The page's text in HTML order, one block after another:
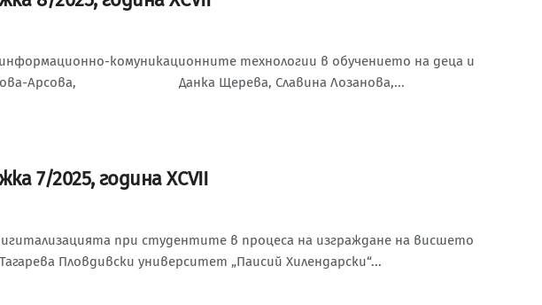
2025 Г.
комуникационните технологии в обучението на деца и
Арсова, Данка Щерева, Славина Лозанова,...
2025 Г.7/2025, година XCVII
при студентите в процеса на изграждане на висшето
Пловдивски университет „Паисий Хилендарски“...